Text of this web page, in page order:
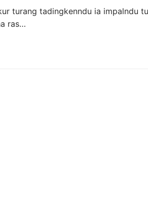
turang tadingkenndu ia impalndu
ras…